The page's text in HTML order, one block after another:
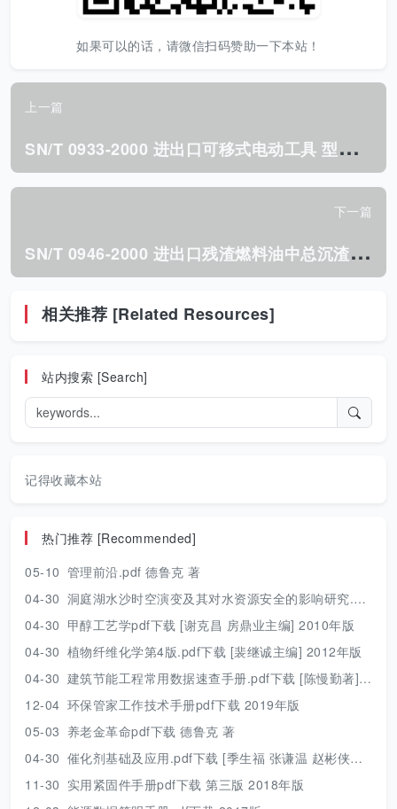
如果可以的话，请微信扫码赞助一下本站！
上一篇
S
N/T 0933-2000 进出口可移式电动工具 型材切割机检验规程.pdf
下一篇
S
N/T 0946-2000 进出口残渣燃料油中总沉渣物测定方法.pdf
相关推荐 [Related Resources]
站内搜索 [Search]
记得收藏本站
热门推荐 [Recommended]
05-10 管理前沿.pdf 德鲁克 著
04-30 洞庭湖水沙时空演变及其对水资源安全的影响研究.pdf 胡光伟 著 2017年版
04-30 甲醇工艺学pdf下载 [谢克昌 房鼎业主编] 2010年版
04-30 植物纤维化学第4版.pdf下载 [裴继诚主编] 2012年版
04-30 建筑节能工程常用数据速查手册.pdf下载 [陈慢勤著] 2010年版
12-04 环保管家工作技术手册pdf下载 2019年版
05-03 养老金革命pdf下载 德鲁克 著
04-30 催化剂基础及应用.pdf下载 [季生福 张谦温 赵彬侠编] 2011年版
11-30 实用紧固件手册pdf下载 第三版 2018年版